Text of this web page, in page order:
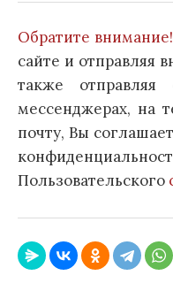
Обратите внимание!
сайте и отправляя
также
мессенджерах, на
почту, Вы
Пользовательского